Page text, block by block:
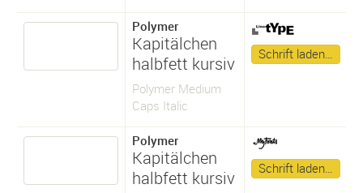
Polymer
Kapitälchen
halbfett kursiv
Polymer Medium
Caps Italic
Schrift laden…
Polymer
Kapitälchen
halbfett kursiv
Schrift laden…